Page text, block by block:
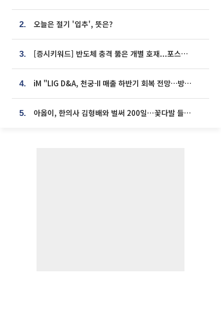
2. 오늘은 절기 '입추', 뜻은?
3. [증시키워드] 반도체 충격 뚫은 개별 호재...포스코퓨처엠·에코프로·한화솔루션 '눈길'
4. iM "LIG D&A, 천궁-II 매출 하반기 회복 전망…방산 톱픽 유지"
5. 아옳이, 한의사 김형배와 벌써 200일⋯꽃다발 들고 "프러포즈 아냐"